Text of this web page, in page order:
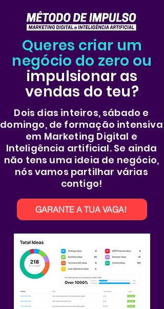
Queres criar um
negócio do zero ou
impulsionar as
vendas do teu?
Dois dias inteiros, sábado e
domingo, de formação intensiva
em Marketing Digital e
Inteligência artificial. Se ainda
não tens uma ideia de negócio,
nós vamos partilhar várias
contigo!
GARANTE A TUA VAGA!